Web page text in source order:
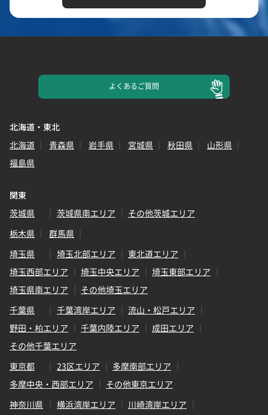
よくあるご質問
北海道・東北
北海道
青森県 岩手県 宮城県 秋田県
山形県
福島県
関東
茨城県
茨城県南エリア
その他茨城エリア
栃木県
群馬県
埼玉県
埼玉北部エリア
東北道エリア
埼玉西部エリア
埼玉中央エリア
埼玉東部エリア
埼玉県南エリア
その他埼玉エリア
千葉県
千葉湾岸エリア
流山・松戸エリア
野田・柏エリア
千葉内陸エリア
成田エリア
その他千葉エリア
東京都
23区エリア
多摩南部エリア
多摩中央・西部エリア
その他東京エリア
神奈川県
横浜湾岸エリア
川崎湾岸エリア